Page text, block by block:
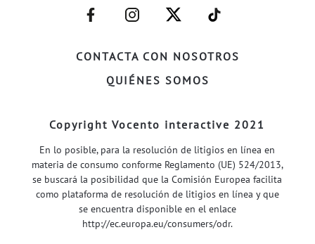
CONTACTA CON NOSOTROS
QUIÉNES SOMOS
–
FACEBOOK–
–
INSTAGRAM–
–
TWITTER–
–
WELIFE–
Copyright Vocento interactive 2021
En lo posible, para la resolución de litigios en línea en
materia de consumo conforme Reglamento (UE) 524/2013,
se buscará la posibilidad que la Comisión Europea facilita
como plataforma de resolución de litigios en línea y que
se encuentra disponible en el enlace
http://ec.europa.eu/consumers/odr.